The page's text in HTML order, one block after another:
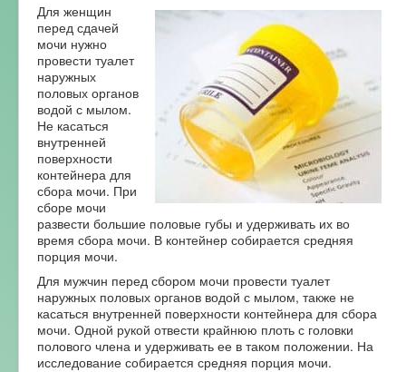
Для женщин
перед сдачей
мочи нужно
провести туалет
наружных
половых органов
водой с мылом.
Не касаться
внутренней
поверхности
контейнера для
сбора мочи. При
сборе мочи
развести большие половые губы и удерживать их во
время сбора мочи. В контейнер собирается средняя
порция мочи.
Для мужчин перед сбором мочи провести туалет
наружных половых органов водой с мылом, также не
касаться внутренней поверхности контейнера для сбора
мочи. Одной рукой отвести крайнюю плоть с головки
полового члена и удерживать ее в таком положении. На
исследование собирается средняя порция мочи.